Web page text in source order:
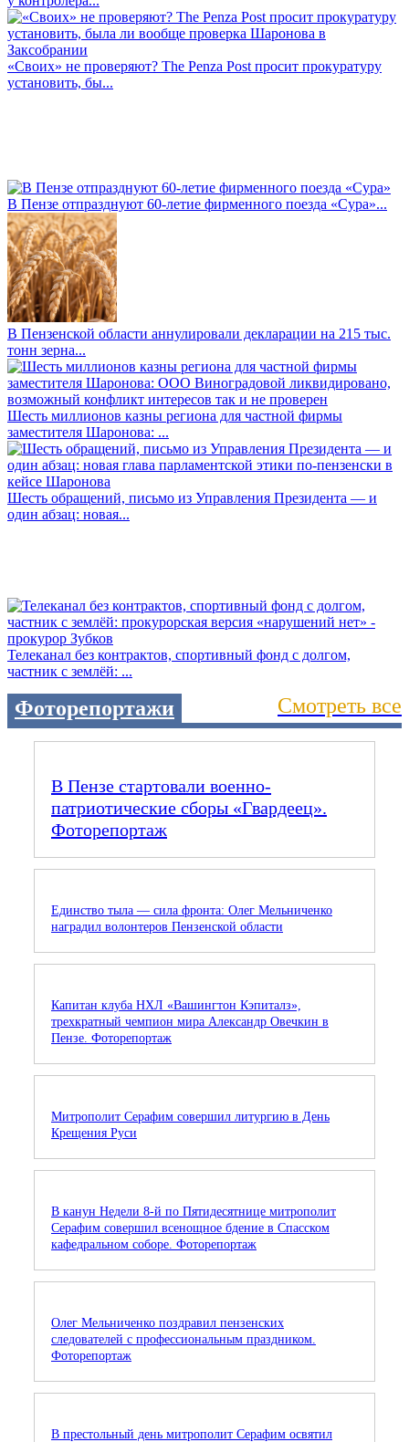
«Своих» не проверяют? The Penza Post просит прокуратуру
установить, бы...
В Пензе отпразднуют 60-летие фирменного поезда «Сура»...
В Пензенской области аннулировали декларации на 215 тыс.
тонн зерна...
Шесть миллионов казны региона для частной фирмы
заместителя Шаронова: ...
Шесть обращений, письмо из Управления Президента — и
один абзац: новая...
Телеканал без контрактов, спортивный фонд с долгом,
частник с землёй: ...
Фоторепортажи Смотреть все
В Пензе стартовали военно-
патриотические сборы «Гвардеец».
Фоторепортаж
Единство тыла — сила фронта: Олег Мельниченко
наградил волонтеров Пензенской области
Капитан клуба НХЛ «Вашингтон Кэпиталз»,
трехкратный чемпион мира Александр Овечкин в
Пензе. Фоторепортаж
Митрополит Серафим совершил литургию в День
Крещения Руси
В канун Недели 8-й по Пятидесятнице митрополит
Серафим совершил всенощное бдение в Спасском
кафедральном соборе. Фоторепортаж
Олег Мельниченко поздравил пензенских
следователей с профессиональным праздником.
Фоторепортаж
В престольный день митрополит Серафим освятил